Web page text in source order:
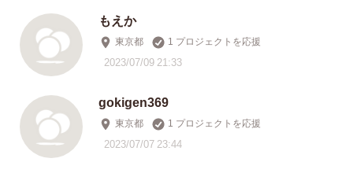
もえか
東京都 1 プロジェクトを応援
2023/07/09 21:33
gokigen369
東京都 1 プロジェクトを応援
2023/07/07 23:44